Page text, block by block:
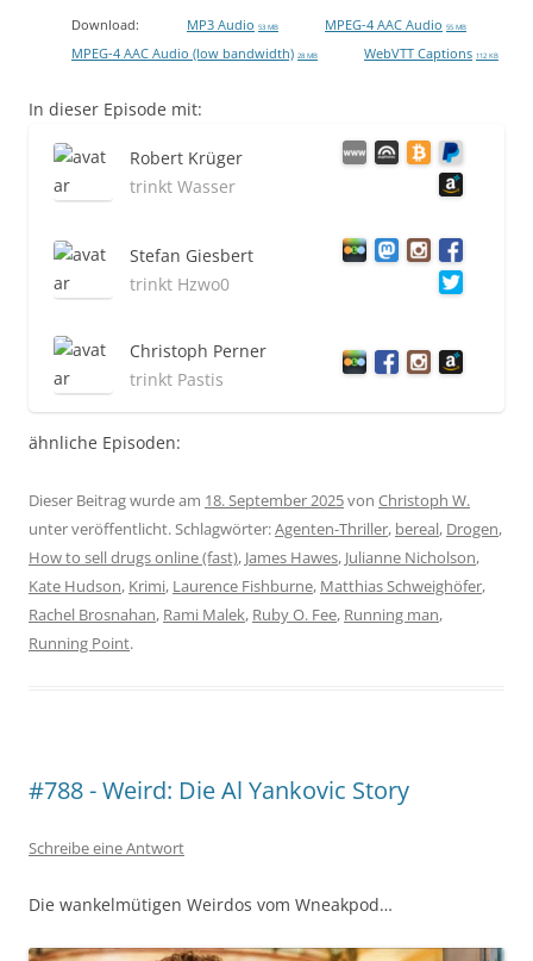
Download: MP3 Audio 53 MB MPEG-4 AAC Audio 55 MB
MPEG-4 AAC Audio (low bandwidth) 28 MB WebVTT Captions 112 KB
In dieser Episode mit:
Robert Krüger
trinkt Wasser
Stefan Giesbert
trinkt Hzwo0
Christoph Perner
trinkt Pastis
ähnliche Episoden:
Dieser Beitrag wurde am 18. September 2025von Christoph W.
unter veröffentlicht. Schlagwörter:Agenten-Thriller, bereal, Drogen,
How to sell drugs online (fast), James Hawes, Julianne Nicholson,
Kate Hudson, Krimi, Laurence Fishburne, Matthias Schweighöfer,
Rachel Brosnahan, Rami Malek, Ruby O. Fee, Running man,
Running Point.
#788 - Weird: Die Al Yankovic Story
Schreibe eine Antwort
Die wankelmütigen Weirdos vom Wneakpod…